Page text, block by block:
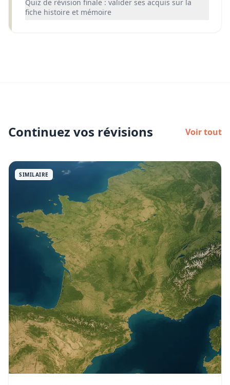
Quiz de révision finale : valider ses acquis sur la
fiche histoire et mémoire
Continuez vos révisions Voir tout
SIMILAIRE